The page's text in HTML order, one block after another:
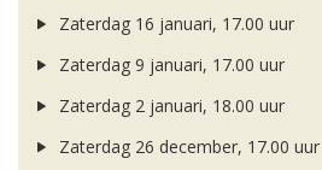
Zaterdag 16 januari, 17.00 uur
Zaterdag 9 januari, 17.00 uur
Zaterdag 2 januari, 18.00 uur
Zaterdag 26 december, 17.00 uur